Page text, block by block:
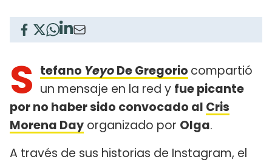
S tefano YeyoDe Gregorio compartió
un mensaje en la red y fue picante
por no haber sido convocado al Cris
Morena Day organizado por Olga.
A través de sus historias de Instagram, el